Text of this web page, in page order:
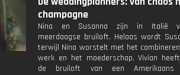
champagne
Nina en Susanna zijn in Italië
meerdaagse bruiloft. Helaas wordt
terwijl Nina worstelt met het
werk en het moederschap. Vivian
de bruiloft van een